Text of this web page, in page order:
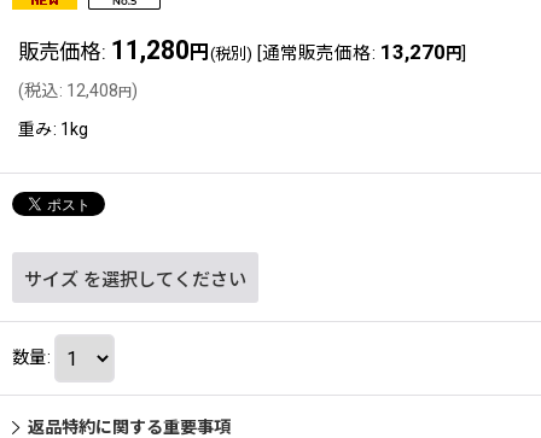
販売価格: 11,280 円 (税別) [通常販売価格: 13,270 円]
(税込: 12,408円)
重み: 1kg
サイズ を選択してください
数量:
返品特約に関する重要事項